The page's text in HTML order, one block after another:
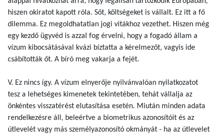
hiszen okiratot kapott róla. Sőt, költségeket is vállalt. Ez itt a fő
dilemma. Ez megoldhatatlan jogi vitákhoz vezethet. Hiszen még
egy kezdő ügyvéd is azzal fog érvelni, hogy a fogadó állam a
vízum kibocsátásával kvázi bíztatta a kérelmezőt, vagyis ide
csábították őt. A bíró meg vakarja a fejét.
V. Ez nincs így. A vízum elnyerője nyilvánvalóan nyilatkozatot
tesz a lehetséges kimenetek tekintetében, tehát vállalja az
önkéntes visszatérést elutasítása esetén. Miután minden adata
rendelkezésre áll, beleértve a biometrikus azonosítóit és az
útlevelét vagy más személyazonosító okmányát - ha az útlevelet